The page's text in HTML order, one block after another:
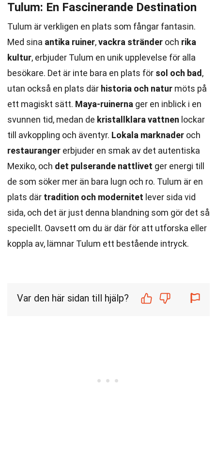
Tulum: En Fascinerande Destination
Tulum är verkligen en plats som fångar fantasin.
Med sina antika ruiner,vackra stränder och rika
kultur, erbjuder Tulum en unik upplevelse för alla
besökare. Det är inte bara en plats för sol och bad ,
utan också en plats där historia och natur möts på
ett magiskt sätt. Maya-ruinerna ger en inblick i en
svunnen tid, medan de kristallklara vattnen lockar
till avkoppling och äventyr. Lokala marknader och
restauranger erbjuder en smak av det autentiska
Mexiko, och det pulserande nattlivet ger energi till
de som söker mer än bara lugn och ro. Tulum är en
plats där tradition och modernitet lever sida vid
sida, och det är just denna blandning som gör det så
speciellt. Oavsett om du är där för att utforska eller
koppla av, lämnar Tulum ett bestående intryck.
Var den här sidan till hjälp?